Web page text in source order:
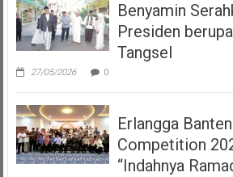
Benyamin
Presiden
Tangsel
27/05/2026 0
Erlangga Banten
Competition
“Indahnya